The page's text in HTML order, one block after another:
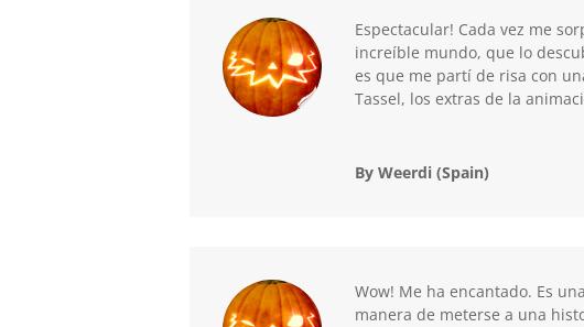
Espectacular! Cada vez me
increíble mundo, que lo
es que me partí de risa con
Tassel, los extras de la
By Weerdi (Spain)
Wow! Me ha encantado. Es
manera de meterse a una